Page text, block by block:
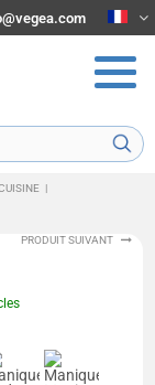
|
PRODUIT SUIVANT